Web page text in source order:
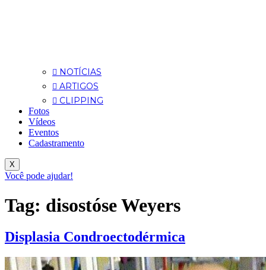
NOTÍCIAS
ARTIGOS
CLIPPING
Fotos
Vídeos
Eventos
Cadastramento
X
Você pode ajudar!
Tag: disostóse Weyers
Displasia Condroectodérmica